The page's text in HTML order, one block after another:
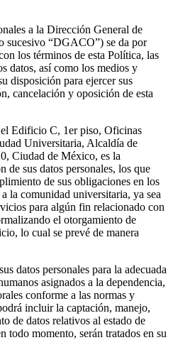
a la Dirección General de
sucesivo “DGACO”) se da por
los términos de esta Política, las
datos, así como los medios y
disposición para ejercer sus
cancelación y oposición de esta
Edificio C, 1er piso, Oficinas
Universitaria, Alcaldía de
Ciudad de México, es la
de sus datos personales, los que
de sus obligaciones en los
la comunidad universitaria, ya sea
para algún fin relacionado con
el otorgamiento de
lo cual se prevé de manera
datos personales para la adecuada
asignados a la dependencia,
conforme a las normas y
incluir la captación, manejo,
de datos relativos al estado de
todo momento, serán tratados en su